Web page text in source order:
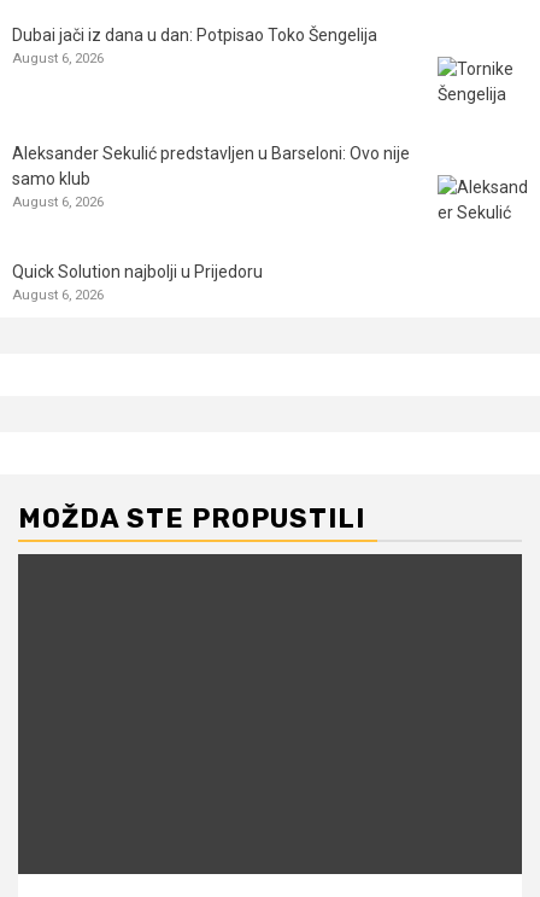
Dubai jači iz dana u dan: Potpisao Toko Šengelija
August 6, 2026
Aleksander Sekulić predstavljen u Barseloni: Ovo nije
samo klub
August 6, 2026
Quick Solution najbolji u Prijedoru
August 6, 2026
MOŽDA STE PROPUSTILI